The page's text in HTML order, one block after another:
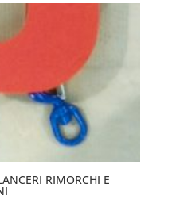
RIMORCHI E